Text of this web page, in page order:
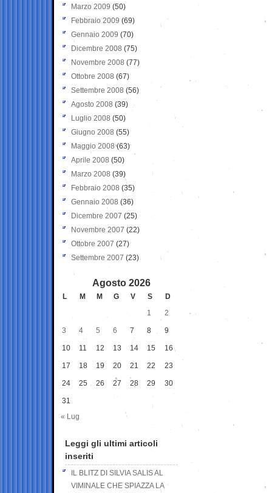
Marzo 2009 (50)
Febbraio 2009 (69)
Gennaio 2009 (70)
Dicembre 2008 (75)
Novembre 2008 (77)
Ottobre 2008 (67)
Settembre 2008 (56)
Agosto 2008 (39)
Luglio 2008 (50)
Giugno 2008 (55)
Maggio 2008(63)
Aprile 2008 (50)
Marzo 2008 (39)
Febbraio 2008 (35)
Gennaio 2008 (36)
Dicembre 2007 (25)
Novembre 2007 (22)
Ottobre 2007 (27)
Settembre 2007 (23)
Agosto 2026
L M M G V S
D
1
2
3 4 5 6 7 8 9
10 11 12 13 14 15 16
17 18 19 20 21 22 23
24 25 26 27 28 29 30
31
« Lug
Leggi gli ultimi articoli
inseriti
IL BLITZ DI SILVIA SALIS AL
VIMINALE CHE SPIAZZA LA